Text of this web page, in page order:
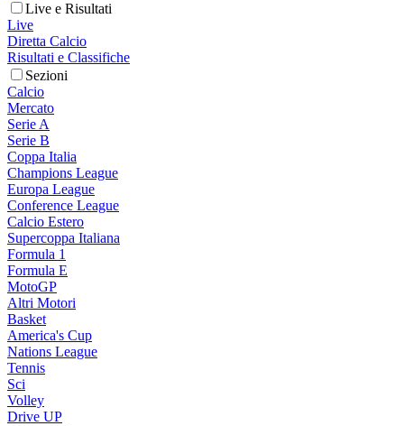
Live e Risultati
Live
Diretta Calcio
Risultati e Classifiche
Sezioni
Calcio
Mercato
Serie A
Serie B
Coppa Italia
Champions League
Europa League
Conference League
Calcio Estero
Supercoppa Italiana
Formula 1
Formula E
MotoGP
Altri Motori
Basket
America's Cup
Nations League
Tennis
Sci
Volley
Drive UP